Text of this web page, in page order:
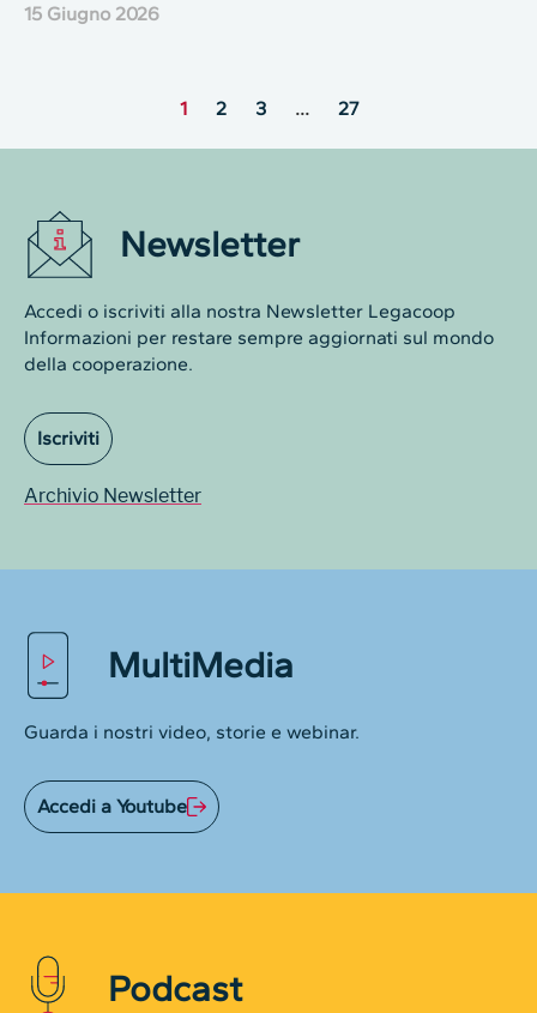
15 Giugno 2026
1 2 3 … 27
Newsletter
Accedi o iscriviti alla nostra Newsletter Legacoop
Informazioni per restare sempre aggiornati sul mondo
della cooperazione.
Iscriviti
Archivio Newsletter
MultiMedia
Guarda i nostri video, storie e webinar.
Accedi a Youtube
Podcast